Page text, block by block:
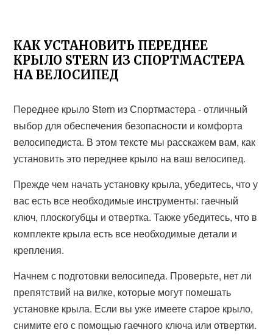
КАК УСТАНОВИТЬ ПЕРЕДНЕЕ
КРЫЛО STERN ИЗ СПОРТМАСТЕРА
НА ВЕЛОСИПЕД
Переднее крыло Stern из Спортмастера - отличный
выбор для обеспечения безопасности и комфорта
велосипедиста. В этом тексте мы расскажем вам, как
установить это переднее крыло на ваш велосипед.
Прежде чем начать установку крыла, убедитесь, что у
вас есть все необходимые инструменты: гаечный
ключ, плоскогубцы и отвертка. Также убедитесь, что в
комплекте крыла есть все необходимые детали и
крепления.
Начнем с подготовки велосипеда. Проверьте, нет ли
препятствий на вилке, которые могут помешать
установке крыла. Если вы уже имеете старое крыло,
снимите его с помощью гаечного ключа или отвертки.